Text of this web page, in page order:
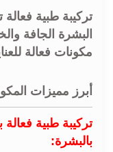
تركيبة طبية
مكونات فعالة
أبرز مميزات
بالبشرة: